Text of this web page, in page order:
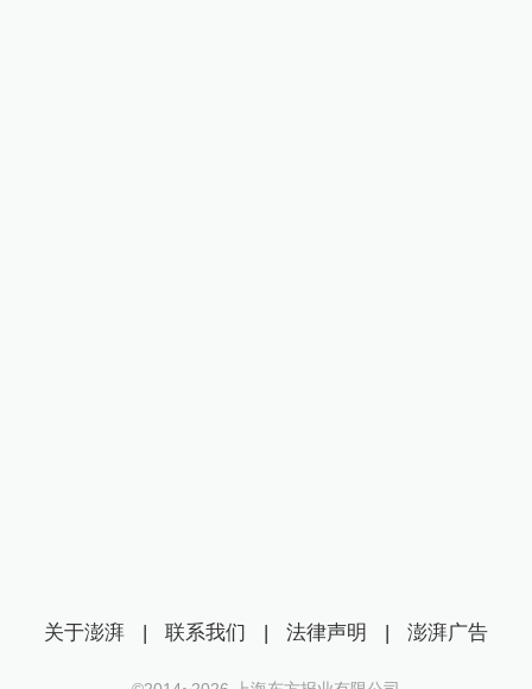
关于澎湃 | 联系我们 | 法律声明 | 澎湃广告